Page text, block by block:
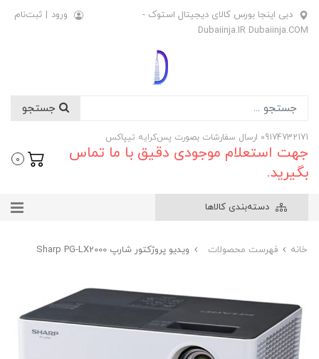
دبی اینجا بورس کالای دیجیتال استوک -
Dubaiinja.IR Dubaiinja.COM
ورود | ثبت‌نام
09174732171 ارسال سفارشات بصورت پس‌کرایه تیپاکس
جهت استعلام موجودی دقیق با ما تماس
بگیرید.
0
دسته‌بندی کالاها
خانه فهرست محصولات ویدیو پروژکتور شارپ Sharp PG-LX2000